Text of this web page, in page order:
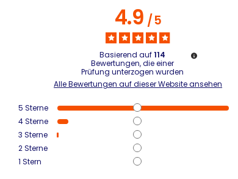
4.9/5
Basierend auf114
Bewertungen, die einer
Prüfung unterzogen wurden
Alle Bewertungen auf dieser Website ansehen
5 Sterne
4Sterne
3 Sterne
2Sterne
1 Stern